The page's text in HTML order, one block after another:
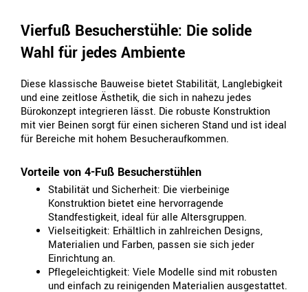
Vierfuß Besucherstühle: Die solide
Wahl für jedes Ambiente
Diese klassische Bauweise bietet Stabilität, Langlebigkeit
und eine zeitlose Ästhetik, die sich in nahezu jedes
Bürokonzept integrieren lässt. Die robuste Konstruktion
mit vier Beinen sorgt für einen sicheren Stand und ist ideal
für Bereiche mit hohem Besucheraufkommen.
Vorteile von 4-Fuß Besucherstühlen
Stabilität und Sicherheit: Die vierbeinige
Konstruktion bietet eine hervorragende
Standfestigkeit, ideal für alle Altersgruppen.
Vielseitigkeit: Erhältlich in zahlreichen Designs,
Materialien und Farben, passen sie sich jeder
Einrichtung an.
Pflegeleichtigkeit: Viele Modelle sind mit robusten
und einfach zu reinigenden Materialien ausgestattet.